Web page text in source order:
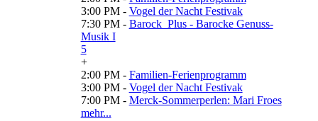
3:00 PM - Vogel der Nacht Festivak
7:30 PM - Barock_Plus - Barocke Genuss-
Musik I
5
+
2:00 PM - Familien-Ferienprogramm
3:00 PM - Vogel der Nacht Festivak
7:00 PM - Merck-Sommerperlen: Mari Froes
mehr...